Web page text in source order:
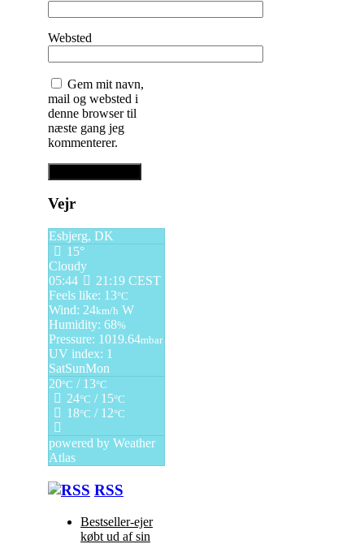
Websted
Gem mit navn,
mail og websted i
denne browser til
næste gang jeg
kommenterer.
Vejr
Esbjerg, DK
15°
Cloudy
05:44
21:19 CEST
Feels like: 13°C
Wind: 24km/h W
Humidity: 68%
Pressure: 1019.64mbar
UV index: 1
SatSunMon
20°C / 13°C
24°C / 15°C
18°C / 12°C
powered by Weather
Atlas
RSS
Bestseller-ejer
købt ud af sin